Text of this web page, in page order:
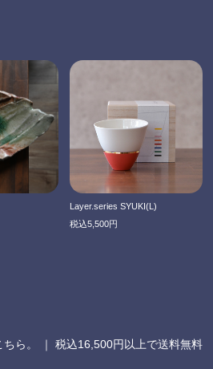
Layer.series SYUKI(L)
税込5,500円
ら。 ｜ 税込16,500円以上で送料無料